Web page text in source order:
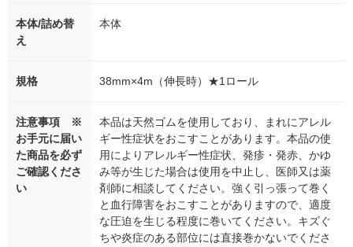
本体/詰め替
え
本体
規格 38mm×4m（伸長時）★1ロール
注意事項 ※
お手元に届い
た商品を必ず
ご確認くださ
い
本品は天然ゴムを使用しており、まれにアレル
ギー性症状をおこすことがあります。本品の使
用によりアレルギー性症状、発疹・発赤、かゆ
み等が生じた場合は使用を中止し、医師又は薬
剤師に相談してください。強く引っ張って巻く
と血行障害をおこすことがありますので、適度
な圧迫を生じる程度に巻いてください。キズぐ
ちや炎症のある部位には直接巻かないでくださ